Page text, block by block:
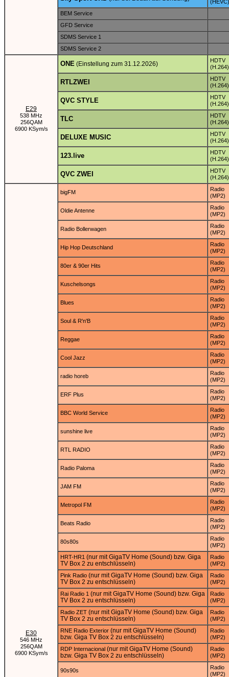
(HEVC)
BEM Service
GFD Service
SDMS Service 1
SDMS Service 2
E29
538 MHz
256QAM
6900 KSym/s
ONE (Einstellung zum 31.12.2026)
HDTV
(H.264)
RTLZWEI
HDTV
(H.264)
QVC STYLE
HDTV
(H.264)
TLC
HDTV
(H.264)
DELUXE MUSIC
HDTV
(H.264)
123.live
HDTV
(H.264)
QVC ZWEI
HDTV
(H.264)
E30
546 MHz
256QAM
6900 KSym/s
bigFM
Radio
(MP2)
Oldie Antenne
Radio
(MP2)
Radio Bollerwagen
Radio
(MP2)
Hip Hop Deutschland
Radio
(MP2)
80er & 90er Hits
Radio
(MP2)
Kuschelsongs
Radio
(MP2)
Blues
Radio
(MP2)
Soul & R'n'B
Radio
(MP2)
Reggae
Radio
(MP2)
Cool Jazz
Radio
(MP2)
radio horeb
Radio
(MP2)
ERF Plus
Radio
(MP2)
BBC World Service
Radio
(MP2)
sunshine live
Radio
(MP2)
RTL RADIO
Radio
(MP2)
Radio Paloma
Radio
(MP2)
JAM FM
Radio
(MP2)
Metropol FM
Radio
(MP2)
Beats Radio
Radio
(MP2)
80s80s
Radio
(MP2)
HRT-HR1 (nur mit GigaTV Home (Sound) bzw. Giga
TV Box 2 zu entschlüsseln)
Radio
(MP2)
Pink Radio (nur mit GigaTV Home (Sound) bzw. Giga
TV Box 2 zu entschlüsseln)
Radio
(MP2)
Rai Radio 1 (nur mit GigaTV Home (Sound) bzw. Giga
TV Box 2 zu entschlüsseln)
Radio
(MP2)
Radio ZET (nur mit GigaTV Home (Sound) bzw. Giga
TV Box 2 zu entschlüsseln)
Radio
(MP2)
RNE Radio Exterior (nur mit GigaTV Home (Sound)
bzw. Giga TV Box 2 zu entschlüsseln)
Radio
(MP2)
RDP Internacional (nur mit GigaTV Home (Sound)
bzw. Giga TV Box 2 zu entschlüsseln)
Radio
(MP2)
90s90s
Radio
(MP2)